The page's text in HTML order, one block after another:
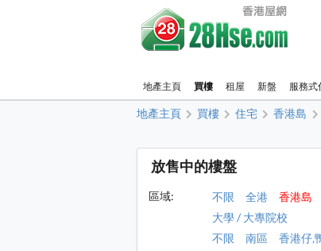
地產主頁 買樓 租屋 新盤 服務式
地產主頁 買樓 住宅 香港島
放售中的樓盤
區域: 不限 全港 香港島
大學 / 大專院校
不限
南區 香港仔,